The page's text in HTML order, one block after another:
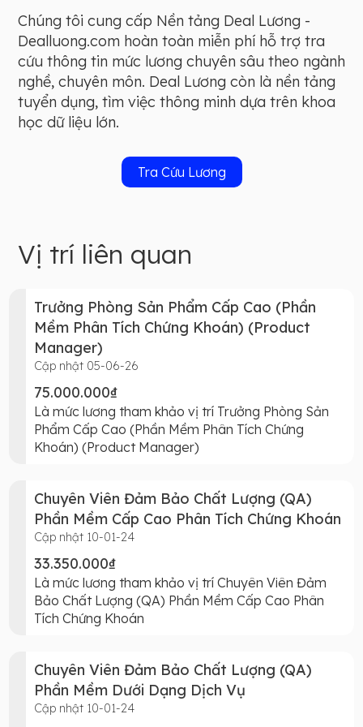
Chúng tôi cung cấp Nền tảng Deal Lương -
Dealluong.com hoàn toàn miễn phí hỗ trợ tra
cứu thông tin mức lương chuyên sâu theo ngành
nghề, chuyên môn. Deal Lương còn là nền tảng
tuyển dụng, tìm việc thông minh dựa trên khoa
học dữ liệu lớn.
Tra Cứu Lương
Vị trí liên quan
Trưởng Phòng Sản Phẩm Cấp Cao (Phần
Mềm Phân Tích Chứng Khoán) (Product
Manager)
Cập nhật 05-06-26
75.000.000₫
Là mức lương tham khảo vị trí Trưởng Phòng Sản
Phẩm Cấp Cao (Phần Mềm Phân Tích Chứng
Khoán) (Product Manager)
Chuyên Viên Đảm Bảo Chất Lượng (QA)
Phần Mềm Cấp Cao Phân Tích Chứng Khoán
Cập nhật 10-01-24
33.350.000₫
Là mức lương tham khảo vị trí Chuyên Viên Đảm
Bảo Chất Lượng (QA) Phần Mềm Cấp Cao Phân
Tích Chứng Khoán
Chuyên Viên Đảm Bảo Chất Lượng (QA)
Phần Mềm Dưới Dạng Dịch Vụ
Cập nhật 10-01-24